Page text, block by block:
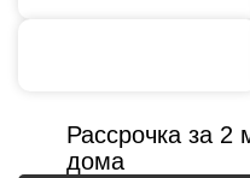
Рассрочка за 2
дома